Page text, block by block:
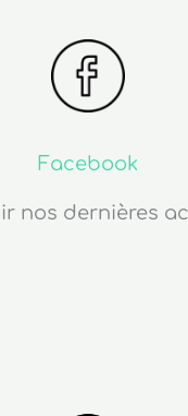
Facebook
nos dernières